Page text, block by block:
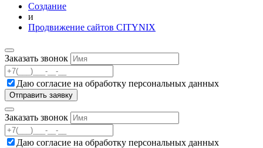
Создание
и
Продвижение сайтов CITYNIX
Заказать звонок
Даю согласие на обработку персональных данных
Заказать звонок
Даю согласие на обработку персональных данных